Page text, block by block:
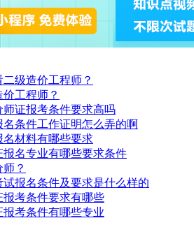
级造价工程师？
工程师？
师证报考条件要求高吗
名条件工作证明怎么弄的啊
名材料有哪些要求
报名专业有哪些要求条件
？
试报名条件及要求是什么样的
报考条件要求有哪些
报考条件有哪些专业